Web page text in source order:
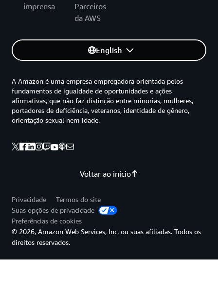
imprensa
Parceiros
da AWS
English
Voltar ao início
A Amazon é uma empresa empregadora orientada pelos
fundamentos de igualdade de oportunidades e ações
afirmativas, que não faz distinção entre minorias, mulheres,
portadores de deficiência, veteranos, identidade de gênero,
orientação sexual nem idade.
Privacidade
Termos do site
Suas opções de privacidade
Preferências de cookies
© 2026, Amazon Web Services, Inc. ou suas afiliadas. Todos os
direitos reservados.